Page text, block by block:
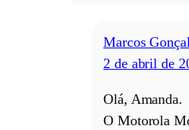
Marcos
2 de abril de
Olá, Amanda.
O Motorola